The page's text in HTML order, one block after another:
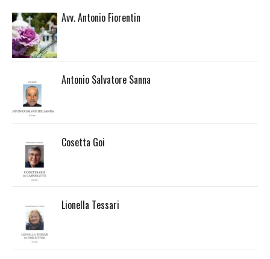
Avv. Antonio Fiorentin
Antonio Salvatore Sanna
Cosetta Goi
Lionella Tessari